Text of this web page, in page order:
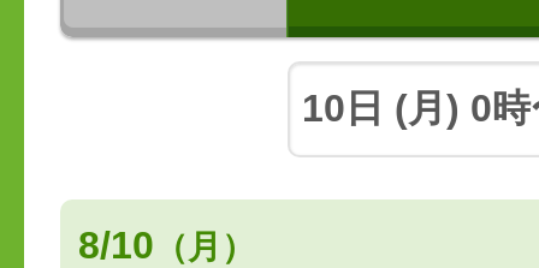
8/10 （月）